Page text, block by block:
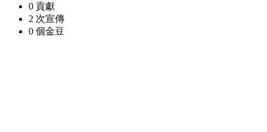
0 貢獻
2 次宣傳
0 個金豆